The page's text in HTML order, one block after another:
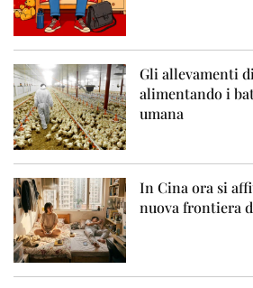
Gli allevamenti
alimentando i
umana
In Cina ora si
nuova frontiera